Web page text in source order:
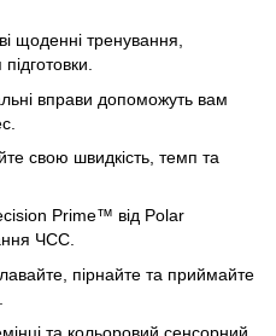
щоденні тренування,
вправи допоможуть вам
свою швидкість, темп та
Prime™ від Polar
ЧСС.
пірнайте та приймайте